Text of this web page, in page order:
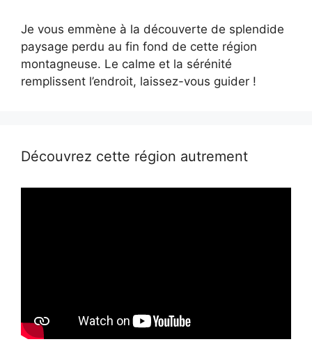
Je vous emmène à la découverte de splendide
paysage perdu au fin fond de cette région
montagneuse. Le calme et la sérénité
remplissent l’endroit, laissez-vous guider !
Découvrez cette région autrement